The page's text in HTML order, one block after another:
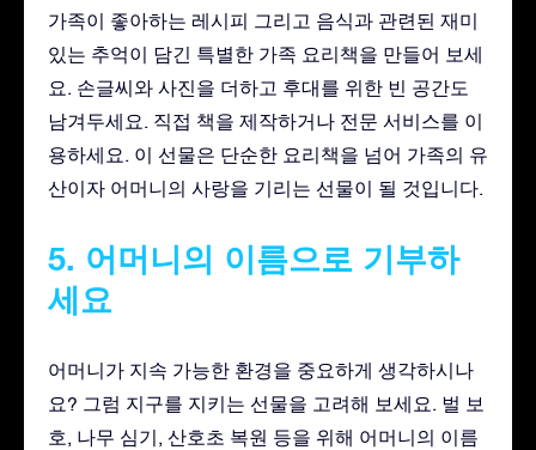
가족이 좋아하는 레시피 그리고 음식과 관련된 재미
있는 추억이 담긴 특별한 가족 요리책을 만들어 보세
요. 손글씨와 사진을 더하고 후대를 위한 빈 공간도
남겨두세요. 직접 책을 제작하거나 전문 서비스를 이
용하세요. 이 선물은 단순한 요리책을 넘어 가족의 유
산이자 어머니의 사랑을 기리는 선물이 될 것입니다.
5. 어머니의 이름으로 기부하
세요
어머니가 지속 가능한 환경을 중요하게 생각하시나
요? 그럼 지구를 지키는 선물을 고려해 보세요. 벌 보
호, 나무 심기, 산호초 복원 등을 위해 어머니의 이름